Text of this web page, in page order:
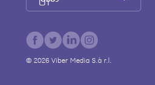
© 2026Viber Media S.à r.l.